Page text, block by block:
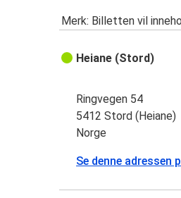
Merk: Billetten vil
Heiane (Stord)
Ringvegen 54
5412 Stord (Heiane)
Norge
Se denne adressen